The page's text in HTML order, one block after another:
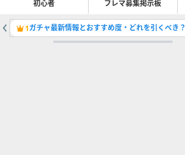
初心者 フレマ募集掲示板
1ガチャ最新情報とおすすめ度・どれを引くべき？